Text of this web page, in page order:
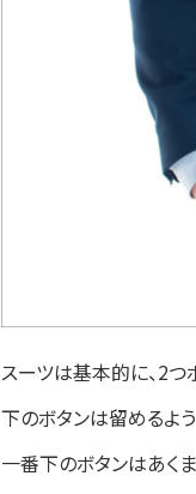
スーツは基本的に、2つ
下のボタンは留めるよ
一番下のボタンはあく